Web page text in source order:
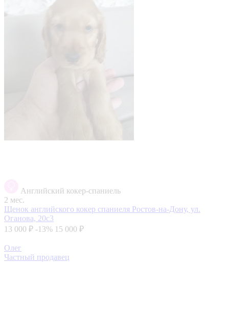
Английский кокер-спаниель
2 мес.
Щенок английского кокер спаниеля Ростов-на-Дону, ул.
Оганова, 20с3
13 000 ₽ -13% 15 000 ₽
Олег
Частный продавец